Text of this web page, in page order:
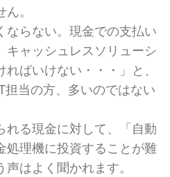
。
ならない。現金での支払い
キャッシュレスソリューシ
ばいけない・・・」と、
当の方、多いのではない
れる現金に対して、「自動
処理機に投資することが難
はよく聞かれます。